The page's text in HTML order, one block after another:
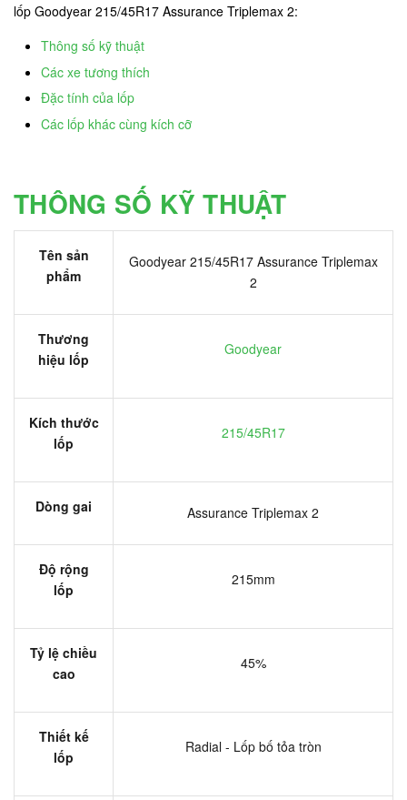
lốp Goodyear 215/45R17 Assurance Triplemax 2:
Thông số kỹ thuật
Các xe tương thích
Đặc tính của lốp
Các lốp khác cùng kích cỡ
THÔNG SỐ KỸ THUẬT
Tên sản
phẩm
Goodyear 215/45R17 Assurance Triplemax
2
Thương
hiệu lốp
Goodyear
Kích thước
lốp
215/45R17
Dòng gai Assurance Triplemax 2
Độ rộng
lốp
215mm
Tỷ lệ chiều
cao
45%
Thiết kế
lốp
Radial - Lốp bố tỏa tròn